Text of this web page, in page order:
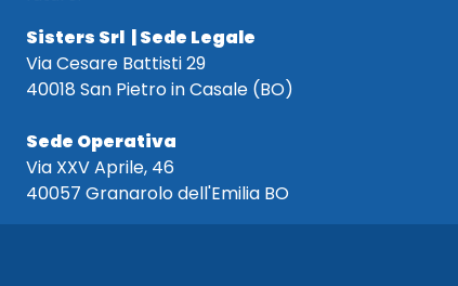
Sisters Srl | Sede Legale
Via Cesare Battisti 29
40018 San Pietro in Casale (BO)
Sede Operativa
Via XXV Aprile, 46
40057 Granarolo dell'Emilia BO